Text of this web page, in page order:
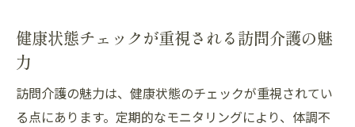
高齢者が安心して頼れる訪問介護のサポー
地域支援と訪問介護がもたらす暮らしの変化
地域支援と訪問介護が生む新しい暮らし方
健康状態チェックが重視される訪問介護の魅
力
訪問介護の魅力は、健康状態のチェックが重視されてい
る点にあります。定期的なモニタリングにより、体調不